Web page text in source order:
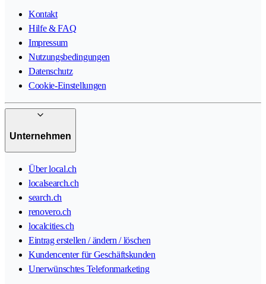
Kontakt
Hilfe & FAQ
Impressum
Nutzungsbedingungen
Datenschutz
Cookie-Einstellungen
Unternehmen
Über local.ch
localsearch.ch
search.ch
renovero.ch
localcities.ch
Eintrag erstellen / ändern / löschen
Kundencenter für Geschäftskunden
Unerwünschtes Telefonmarketing